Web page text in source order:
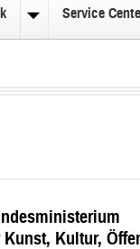
Service
Kunst, Kultur,